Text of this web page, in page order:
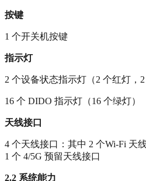
按键
1 个开关机按键
指示灯
2 个设备状态指示灯（2 个红灯，2
16 个 DIDO 指示灯（16 个绿灯）
天线接口
4 个天线接口：其中 2 个Wi-Fi 天
1 个 4/5G 预留天线接口
2.2 系统能力